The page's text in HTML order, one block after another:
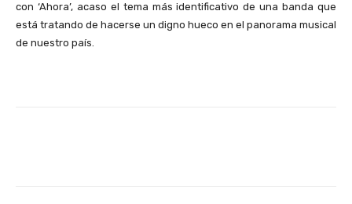
con ‘Ahora’, acaso el tema más identificativo de una banda que
está tratando de hacerse un digno hueco en el panorama musical
de nuestro país.